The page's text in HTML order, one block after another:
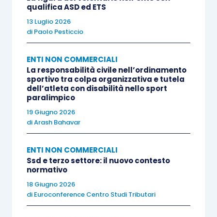
comportamenti a seguito dei quali le medesime
società possano
accesso al luogo di svolgimento delle
L’ultimo capo dell’articolato in esame è invece
dedicato adisposizioni di semplificazione e
sicurezza in materia di sport.
Governo per l’emanazione di uno o più decreti
legislativi per il riordino e la riforma delle
norme di sicurezza per la costruzione e
l’esercizio di impianti sportivie per la
ristrutturazione e il ripristino di quelli esistenti.
qualifica ASD ed ETS
13 Luglio 2026
di Paolo Pesticcio
ENTI NON COMMERCIALI
La responsabilità civile nell’ordinamento
sportivo tra colpa organizzativa e tutela
dell’atleta con disabilità nello sport
paralimpico
19 Giugno 2026
diArash Bahavar
ENTI NON COMMERCIALI
Ssd e terzo settore: il nuovo contesto
normativo
18 Giugno 2026
di Euroconference Centro Studi Tributari